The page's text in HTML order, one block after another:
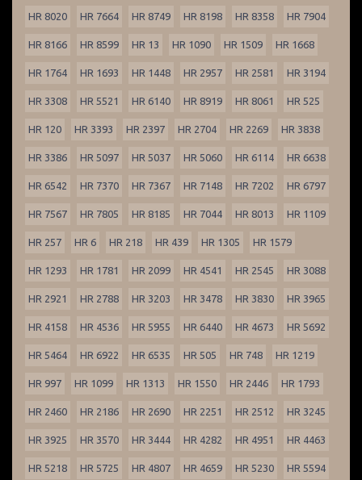
HR 8020 HR 7664 HR 8749 HR 8198 HR 8358 HR 7904
HR 8166 HR 8599 HR 13 HR 1090 HR 1509 HR 1668
HR 1764 HR 1693 HR 1448 HR 2957 HR 2581 HR 3194
HR 3308 HR 5521 HR 6140 HR 8919 HR 8061 HR 525
HR 120 HR 3393 HR 2397 HR 2704 HR 2269 HR 3838
HR 3386 HR 5097 HR 5037 HR 5060 HR 6114 HR 6638
HR 6542 HR 7370 HR 7367 HR 7148 HR 7202 HR 6797
HR 7567 HR 7805 HR 8185 HR 7044 HR 8013 HR 1109
HR 257 HR 6 HR 218 HR 439 HR 1305 HR 1579
HR 1293 HR 1781 HR 2099 HR 4541 HR 2545 HR 3088
HR 2921 HR 2788 HR 3203 HR 3478 HR 3830 HR 3965
HR 4158 HR 4536 HR 5955 HR 6440 HR 4673 HR 5692
HR 5464 HR 6922 HR 6535 HR 505 HR 748 HR 1219
HR 997 HR 1099 HR 1313 HR 1550 HR 2446 HR 1793
HR 2460 HR 2186 HR 2690 HR 2251 HR 2512 HR 3245
HR 3925 HR 3570 HR 3444 HR 4282 HR 4951 HR 4463
HR 5218 HR 5725 HR 4807 HR 4659 HR 5230 HR 5594